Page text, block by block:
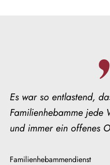
Es war so entlastend,
Familienhebamme jede
und immer ein offenes
Familienhebammendienst